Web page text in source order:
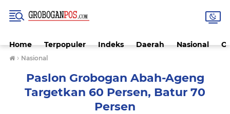
Home Terpopuler Indeks Daerah Nasional
› Nasional
Paslon Grobogan Abah-Ageng
Targetkan 60 Persen, Batur 70
Persen